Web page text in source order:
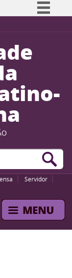
informação
Servidor